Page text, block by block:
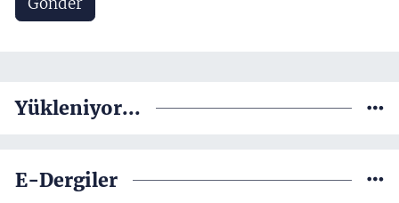
Yükleniyor...
E-Dergiler